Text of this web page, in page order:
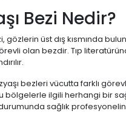
Bezi Nedir?
gözlerin üst dış kısmında
olan bezdir. Tıp
bezleri vücutta farklı
bölgelerle ilgili herhangi bir
sağlık